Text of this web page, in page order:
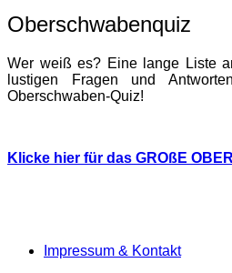
Oberschwabenquiz
Wer weiß es? Eine lange Liste
lustigen Fragen und
Oberschwaben-Quiz!
Klicke hier für das GROßE
Impressum & Kontakt